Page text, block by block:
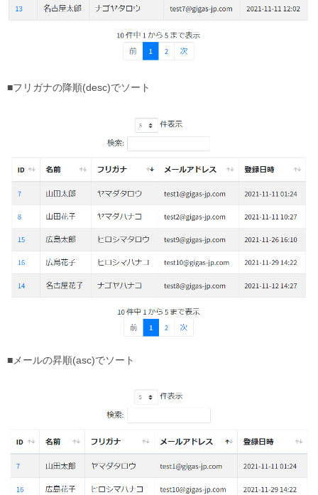
■フリガナの降順(desc)でソート
■メールの昇順(asc)でソート